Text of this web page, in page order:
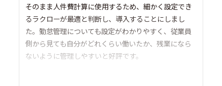
そのまま人件費計算に使用するため、細かく設定でき
るラクローが最適と判断し、導入することにしまし
た。勤怠管理についても設定がわかりやすく、従業員
側から見ても自分がどれくらい働いたか、残業になら
ないように管理しやすいと好評です。